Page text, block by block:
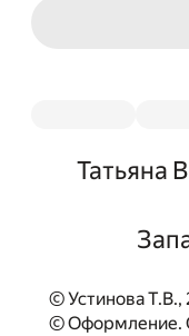
Татьяна
© Устинова Т.В.,
© Оформление.